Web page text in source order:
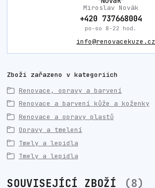
Miroslav Novák
+420 737668004
po-so 8-22 hod.
info@renovacekuze.cz
Zboží zařazeno v kategoriích
Renovace, opravy a barvení
Renovace a barvení kůže a koženky
Renovace a opravy plastů
Opravy a tmelení
Tmely a lepidla
Tmely a lepidla
SOUVISEJÍCÍ ZBOŽÍ 8